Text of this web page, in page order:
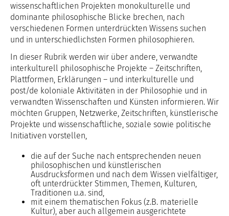
wissenschaftlichen Projekten monokulturelle und
dominante philosophische Blicke brechen, nach
verschiedenen Formen unterdrückten Wissens suchen
und in unterschiedlichsten Formen philosophieren.
In dieser Rubrik werden wir über andere, verwandte
interkulturell philosophische Projekte – Zeitschriften,
Plattformen, Erklärungen – und interkulturelle und
post/de koloniale Aktivitäten in der Philosophie und in
verwandten Wissenschaften und Künsten informieren. Wir
möchten Gruppen, Netzwerke, Zeitschriften, künstlerische
Projekte und wissenschaftliche, soziale sowie politische
Initiativen vorstellen,
die auf der Suche nach entsprechenden neuen
philosophischen und künstlerischen
Ausdrucksformen und nach dem Wissen vielfältiger,
oft unterdrückter Stimmen, Themen, Kulturen,
Traditionen u.a. sind,
mit einem thematischen Fokus (z.B. materielle
Kultur), aber auch allgemein ausgerichtete